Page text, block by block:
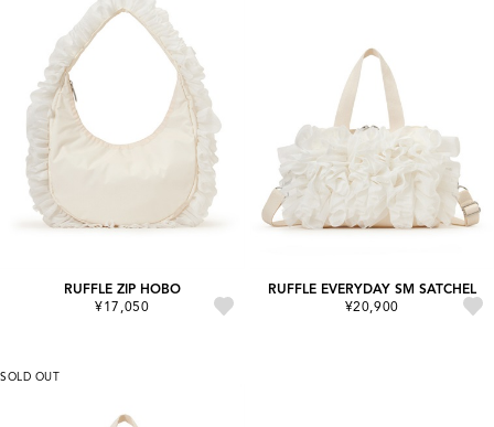
RUFFLE ZIP HOBO
¥17,050
RUFFLE EVERYDAY SM SATCHEL
¥20,900
SOLD OUT